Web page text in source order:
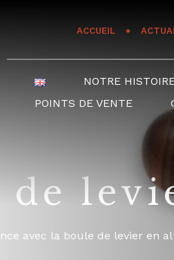
ACCUEIL
NOTRE
POINTS DE VENTE
de
avec la boule de levier en